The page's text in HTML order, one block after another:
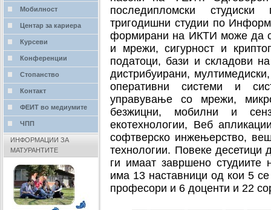
последипломски
тригодишни студии по
формирани на ИКТИ може да
и мрежи, сигурност и
податоци, бази и складови
дистрибуирани,
оперативни системи и
управување со мрежи,
безжицни, мобилни и
екотехнологии, Веб
софтверско инжењерство,
технологии. Повеке десетици
ги имаат завршено студиите
има 13 наставници од кои 5
професори и 6 доценти и 22
Мобилност
Центар за кариера
Курсеви
Конференции
Стопанство
Контакт
ФЕИТ во медиумите
ЧПП
ИНФОРМАЦИИ ЗА
МАТУРАНТИТЕ